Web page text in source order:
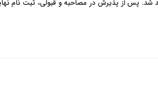
شد. پس از پذیرش در مصاحبه و قبولی، ثبت نام